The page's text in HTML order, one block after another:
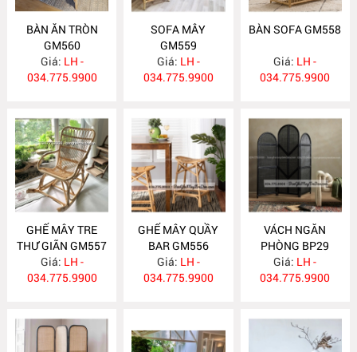
BÀN ĂN TRÒN
GM560
Giá: LH -
034.775.9900
SOFA MÂY
GM559
Giá: LH -
034.775.9900
BÀN SOFA GM558
Giá: LH -
034.775.9900
GHẾ MÂY TRE
THƯ GIÃN GM557
Giá: LH -
034.775.9900
GHẾ MÂY QUẦY
BAR GM556
Giá: LH -
034.775.9900
VÁCH NGĂN
PHÒNG BP29
Giá: LH -
034.775.9900